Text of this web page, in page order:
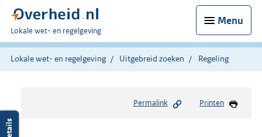
Menu
U
bent
hier:
Lokale wet- en regelgeving
Lokale wet- en regelgeving Uitgebreid zoeken Regeling
Permalink Printen